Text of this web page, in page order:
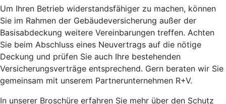
Um Ihren Betrieb widerstandsfähiger zu machen, können
Sie im Rahmen der Gebäudeversicherung außer der
Basisabdeckung weitere Vereinbarungen treffen. Achten
Sie beim Abschluss eines Neuvertrags auf die nötige
Deckung und prüfen Sie auch Ihre bestehenden
Versicherungsverträge entsprechend. Gern beraten wir Sie
gemeinsam mit unserem Partnerunternehmen R+V.
In unserer Broschüre erfahren Sie mehr über den Schutz